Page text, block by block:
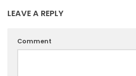
LEAVE A REPLY
Comment